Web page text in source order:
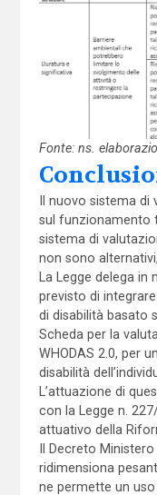
Fonte: ns.
Il nuovo sistema
sul funzionamento
sistema di
non sono
La Legge delega
previsto di
di disabilità basato
Scheda per la
WHODAS 2.0, per
disabilità
L’attuazione di
con la Legge n.
attuativo della
Il Decreto
ridimensiona
ne permette un